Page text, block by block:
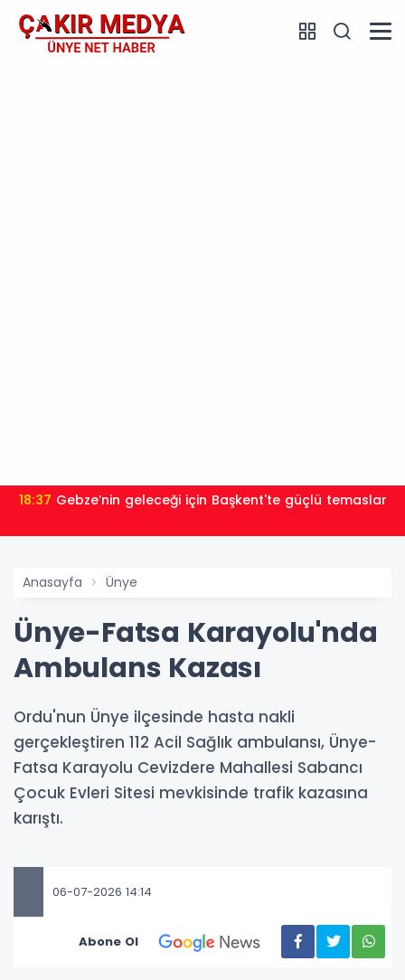
18:37 Gebze’nin geleceği için Başkent'te güçlü temaslar
Anasayfa Ünye
Ünye-Fatsa Karayolu'nda
Ambulans Kazası
Ordu'nun Ünye ilçesinde hasta nakli
gerçekleştiren 112 Acil Sağlık ambulansı, Ünye-
Fatsa Karayolu Cevizdere Mahallesi Sabancı
Çocuk Evleri Sitesi mevkisinde trafik kazasına
karıştı.
06-07-2026 14:14
Abone Ol